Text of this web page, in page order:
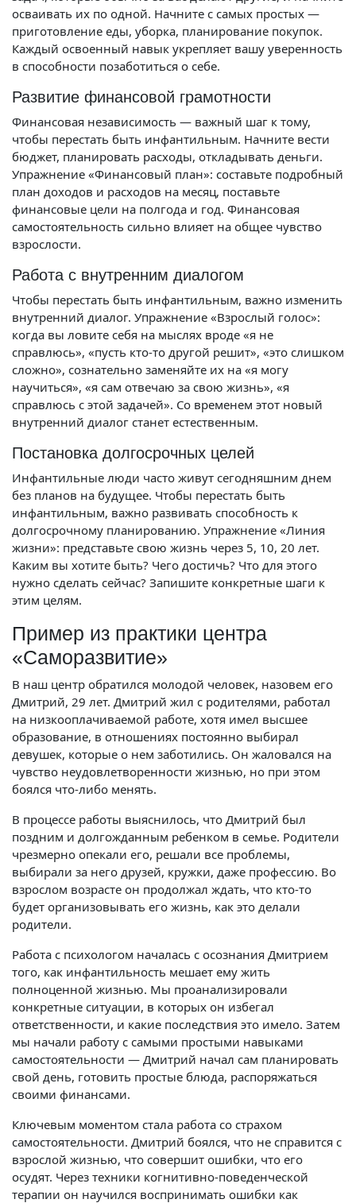
осваивать их по одной. Начните с самых простых —
приготовление еды, уборка, планирование покупок.
Каждый освоенный навык укрепляет вашу уверенность
в способности позаботиться о себе.
Развитие финансовой грамотности
Финансовая независимость — важный шаг к тому,
чтобы перестать быть инфантильным. Начните вести
бюджет, планировать расходы, откладывать деньги.
Упражнение «Финансовый план»: составьте подробный
план доходов и расходов на месяц, поставьте
финансовые цели на полгода и год. Финансовая
самостоятельность сильно влияет на общее чувство
взрослости.
Работа с внутренним диалогом
Чтобы перестать быть инфантильным, важно изменить
внутренний диалог. Упражнение «Взрослый голос»:
когда вы ловите себя на мыслях вроде «я не
справлюсь», «пусть кто-то другой решит», «это слишком
сложно», сознательно заменяйте их на «я могу
научиться», «я сам отвечаю за свою жизнь», «я
справлюсь с этой задачей». Со временем этот новый
внутренний диалог станет естественным.
Постановка долгосрочных целей
Инфантильные люди часто живут сегодняшним днем
без планов на будущее. Чтобы перестать быть
инфантильным, важно развивать способность к
долгосрочному планированию. Упражнение «Линия
жизни»: представьте свою жизнь через 5, 10, 20 лет.
Каким вы хотите быть? Чего достичь? Что для этого
нужно сделать сейчас? Запишите конкретные шаги к
этим целям.
Пример из практики центра
«Саморазвитие»
В наш центр обратился молодой человек, назовем его
Дмитрий, 29 лет. Дмитрий жил с родителями, работал
на низкооплачиваемой работе, хотя имел высшее
образование, в отношениях постоянно выбирал
девушек, которые о нем заботились. Он жаловался на
чувство неудовлетворенности жизнью, но при этом
боялся что-либо менять.
В процессе работы выяснилось, что Дмитрий был
поздним и долгожданным ребенком в семье. Родители
чрезмерно опекали его, решали все проблемы,
выбирали за него друзей, кружки, даже профессию. Во
взрослом возрасте он продолжал ждать, что кто-то
будет организовывать его жизнь, как это делали
родители.
Работа с психологом началась с осознания Дмитрием
того, как инфантильность мешает ему жить
полноценной жизнью. Мы проанализировали
конкретные ситуации, в которых он избегал
ответственности, и какие последствия это имело. Затем
мы начали работу с самыми простыми навыками
самостоятельности — Дмитрий начал сам планировать
свой день, готовить простые блюда, распоряжаться
своими финансами.
Ключевым моментом стала работа со страхом
самостоятельности. Дмитрий боялся, что не справится с
взрослой жизнью, что совершит ошибки, что его
осудят. Через техники когнитивно-поведенческой
терапии он научился воспринимать ошибки как